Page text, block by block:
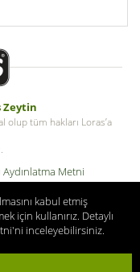
Zeytin
tüm hakları Loras’a
Metni
kabul etmiş
için kullanırız. Detaylı
'ni inceleyebilirsiniz.